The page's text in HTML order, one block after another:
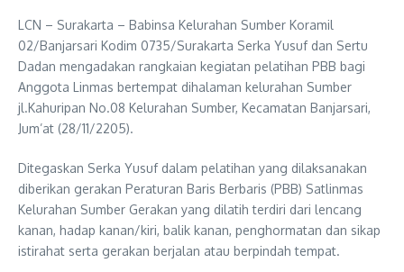
LCN – Surakarta – Babinsa Kelurahan Sumber Koramil
02/Banjarsari Kodim 0735/Surakarta Serka Yusuf dan Sertu
Dadan mengadakan rangkaian kegiatan pelatihan PBB bagi
Anggota Linmas bertempat dihalaman kelurahan Sumber
jl.Kahuripan No.08 Kelurahan Sumber, Kecamatan Banjarsari,
Jum’at (28/11/2205).
Ditegaskan Serka Yusuf dalam pelatihan yang dilaksanakan
diberikan gerakan Peraturan Baris Berbaris (PBB) Satlinmas
Kelurahan Sumber Gerakan yang dilatih terdiri dari lencang
kanan, hadap kanan/kiri, balik kanan, penghormatan dan sikap
istirahat serta gerakan berjalan atau berpindah tempat.